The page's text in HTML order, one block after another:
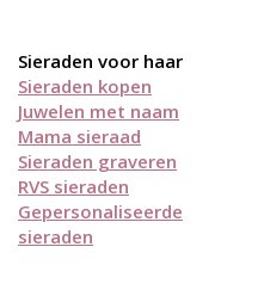
Sieraden voor haar
Sieraden kopen
Juwelen met naam
Mama sieraad
Sieraden graveren
RVS sieraden
Gepersonaliseerde
sieraden